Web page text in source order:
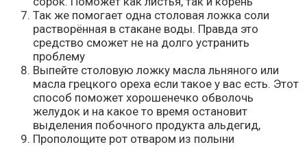
Так же помогает одна столовая ложка соли
растворённая в стакане воды. Правда это
средство сможет не на долго устранить
проблему
Выпейте столовую ложку масла льняного или
масла грецкого ореха если такое у вас есть. Этот
способ поможет хорошенечко обволочь
желудок и на какое то время остановит
выделения побочного продукта альдегид,
Прополощите рот отваром из полыни